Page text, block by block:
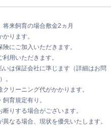
将来飼育の場合敷金2ヵ月
ります。
にご加入いただきます。
用いただきます。
いは保証会社に準じます（詳細はお問
。
リーニング代がかかります。
育規定有り。
りする場合がございます。
なる場合、現状を優先いたします。